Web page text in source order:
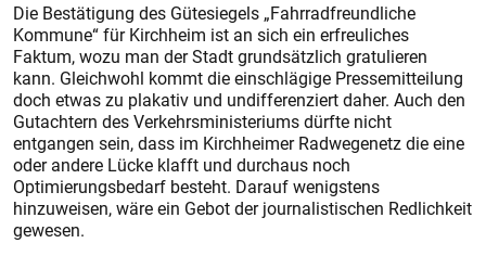
Die Bestätigung des Gütesiegels „Fahrradfreundliche
Kommune“ für Kirchheim ist an sich ein erfreuliches
Faktum, wozu man der Stadt grundsätzlich gratulieren
kann. Gleichwohl kommt die einschlägige Pressemitteilung
doch etwas zu plakativ und undifferenziert daher. Auch den
Gutachtern des Verkehrsministeriums dürfte nicht
entgangen sein, dass im Kirchheimer Radwegenetz die eine
oder andere Lücke klafft und durchaus noch
Optimierungsbedarf besteht. Darauf wenigstens
hinzuweisen, wäre ein Gebot der journalistischen Redlichkeit
gewesen.